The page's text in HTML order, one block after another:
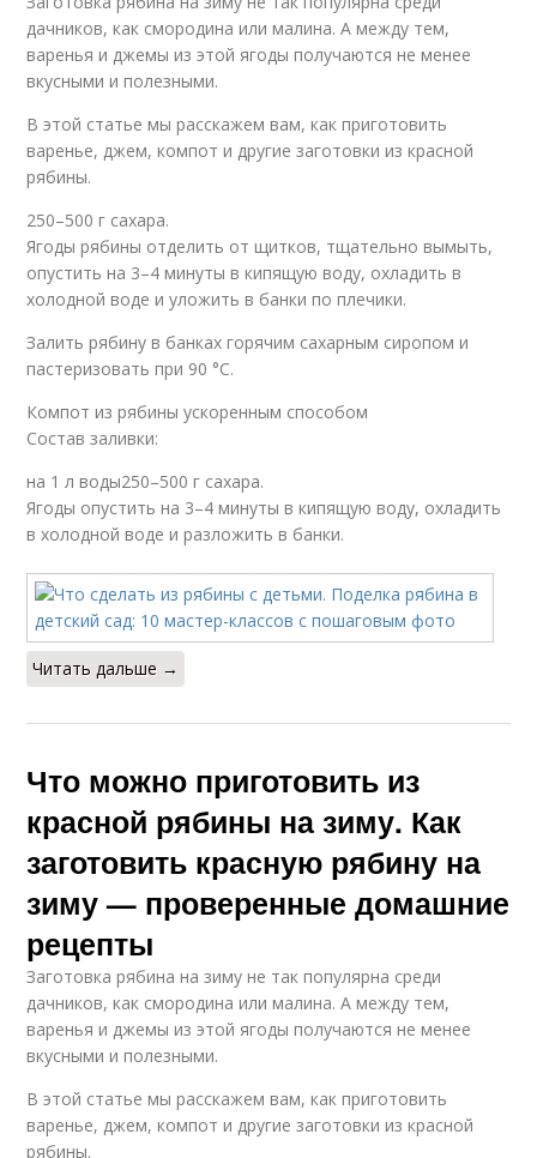
дачников, как смородина или малина. А между тем,
варенья и джемы из этой ягоды получаются не менее
вкусными и полезными.
В этой статье мы расскажем вам, как приготовить
варенье, джем, компот и другие заготовки из красной
рябины.
250–500 г сахара.
Ягоды рябины отделить от щитков, тщательно вымыть,
опустить на 3–4 минуты в кипящую воду, охладить в
холодной воде и уложить в банки по плечики.
Залить рябину в банках горячим сахарным сиропом и
пастеризовать при 90 °C.
Компот из рябины ускоренным способом
Состав заливки:
на 1 л воды250–500 г сахара.
Ягоды опустить на 3–4 минуты в кипящую воду, охладить
в холодной воде и разложить в банки.
Читать дальше →
Что можно приготовить из
красной рябины на зиму. Как
заготовить красную рябину на
зиму — проверенные домашние
рецепты
Заготовка рябина на зиму не так популярна среди
дачников, как смородина или малина. А между тем,
варенья и джемы из этой ягоды получаются не менее
вкусными и полезными.
В этой статье мы расскажем вам, как приготовить
варенье, джем, компот и другие заготовки из красной
рябины.